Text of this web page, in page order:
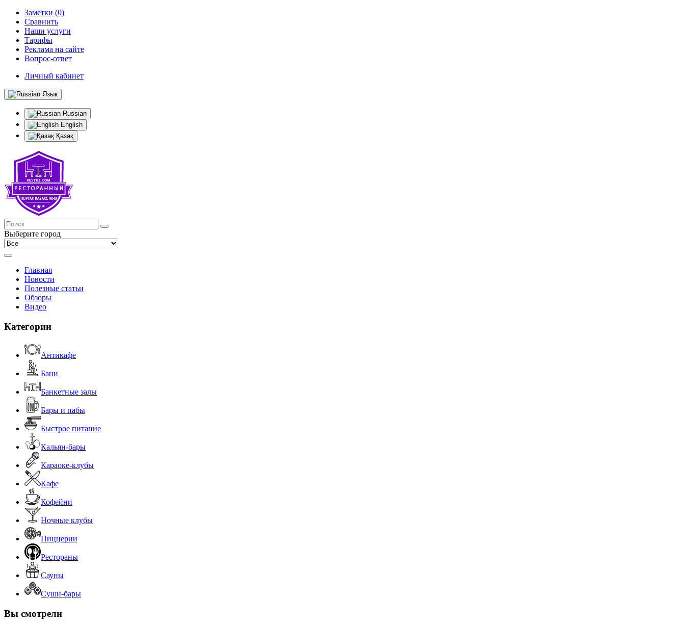
Заметки (0)
Сравнить
Наши услуги
Тарифы
Реклама на сайте
Вопрос-ответ
Личный кабинет
Язык
Russian
English
Қазақ
Выберите город
Главная
Новости
Полезные статьи
Обзоры
Видео
Категории
Антикафе
Бани
Банкетные залы
Бары и пабы
Быстрое питание
Кальян-бары
Караоке-клубы
Кафе
Кофейни
Ночные клубы
Пиццерии
Рестораны
Сауны
Суши-бары
Вы смотрели